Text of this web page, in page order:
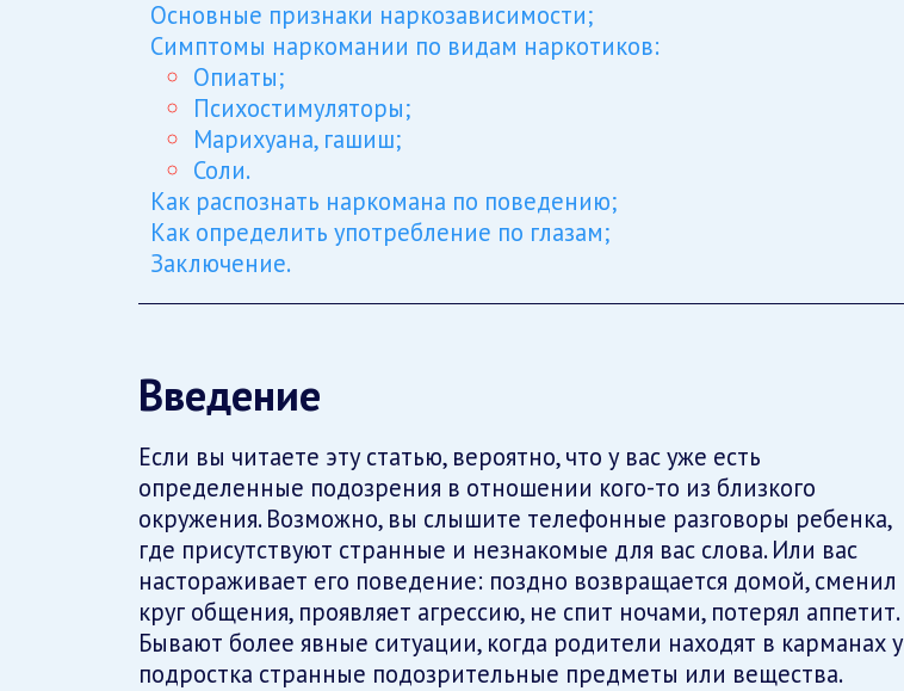
Основные признаки наркозависимости;
Симптомы наркомании по видам наркотиков:
Опиаты;
Психостимуляторы;
Марихуана, гашиш;
Соли.
Как распознать наркомана по поведению;
Как определить употребление по глазам;
Заключение.
Введение
Если вы читаете эту статью, вероятно, что у вас уже есть
определенные подозрения в отношении кого-то из близкого
окружения. Возможно, вы слышите телефонные разговоры ребенка,
где присутствуют странные и незнакомые для вас слова. Или вас
настораживает его поведение: поздно возвращается домой, сменил
круг общения, проявляет агрессию, не спит ночами, потерял аппетит.
Бывают более явные ситуации, когда родители находят в карманах у
подростка странные подозрительные предметы или вещества.